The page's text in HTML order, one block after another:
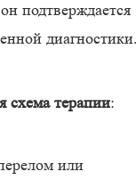
подтверждается
схема терапии:
или